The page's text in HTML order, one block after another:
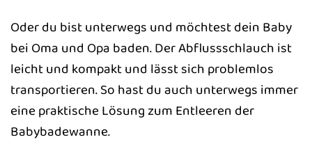
Oder du bist unterwegs und möchtest dein Baby
bei Oma und Opa baden. Der Abflussschlauch ist
leicht und kompakt und lässt sich problemlos
transportieren. So hast du auch unterwegs immer
eine praktische Lösung zum Entleeren der
Babybadewanne.